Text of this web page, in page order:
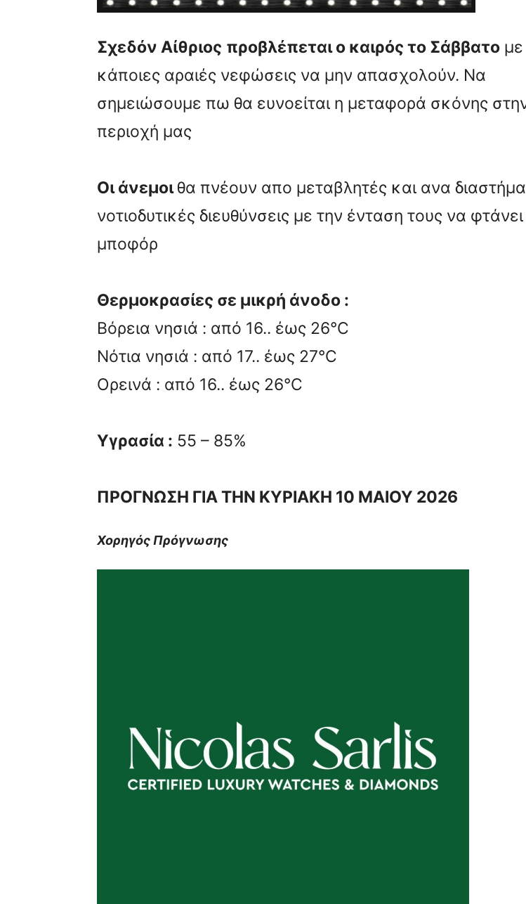
Σχεδόν Αίθριος προβλέπεται ο καιρός το Σάββατο με
κάποιες αραιές νεφώσεις να μην απασχολούν. Να
σημειώσουμε πω θα ευνοείται η μεταφορά σκόνης
περιοχή μας
Οι άνεμοιθα πνέουν απο μεταβλητές και ανα
νοτιοδυτικές διευθύνσεις με την ένταση τους να
μποφόρ
Θερμοκρασίες σε μικρή άνοδο :
Βόρεια νησιά : από 16.. έως 26°C
Νότια νησιά : από 17.. έως 27°C
Ορεινά : από 16.. έως 26°C
Υγρασία : 55 – 85%
ΠΡΟΓΝΩΣΗ ΓΙΑ ΤΗΝ ΚΥΡΙΑΚΗ 10 ΜΑΙΟΥ 2026
Χορηγός Πρόγνωσης